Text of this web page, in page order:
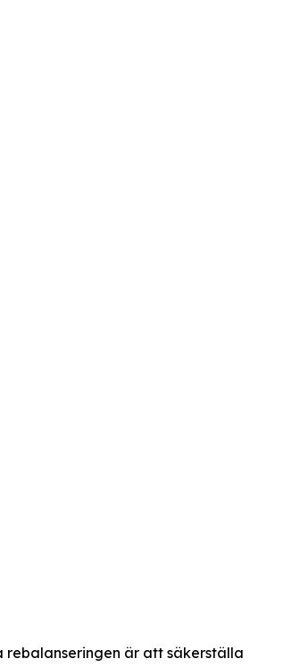
rebalanseringen är att säkerställa